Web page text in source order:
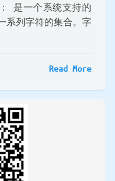
是一个系统支持的
系列字符的集合。字
Read More